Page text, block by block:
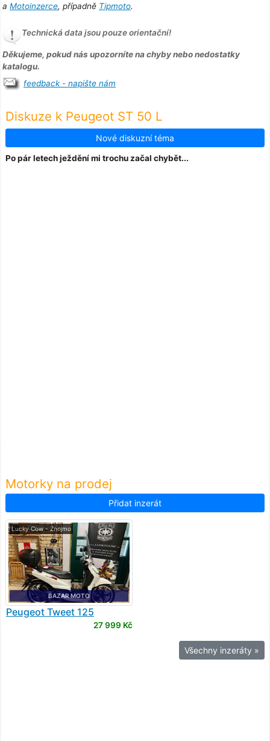
a Motoinzerce, případně Tipmoto.
Technická data jsou pouze orientační!
Děkujeme, pokud nás upozorníte na chyby nebo nedostatky
katalogu.
feedback - napište nám
Diskuze k Peugeot ST 50 L
Nové diskuzní téma
Po pár letech ježdění mi trochu začal chybět...
Motorky na prodej
Přidat inzerát
Lucky Cow - Znojmo
BAZAR MOTO
Peugeot Tweet 125
27 999 Kč
Všechny inzeráty »